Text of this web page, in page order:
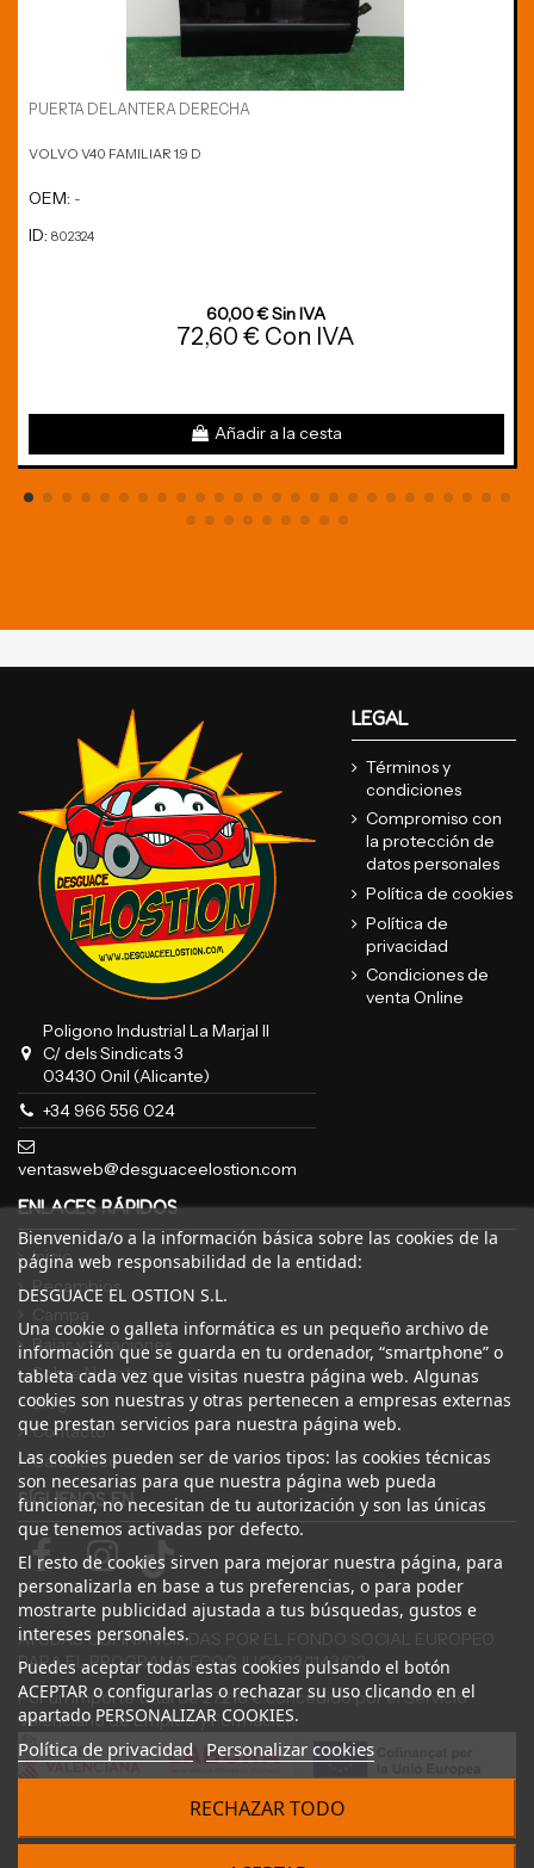
PUERTA DELANTERA DERECHA
VOLVO V40 FAMILIAR 1.9 D
OEM: -
ID: 802324
60,00 € Sin IVA
72,60 € Con IVA
Añadir a la cesta
Poligono Industrial La Marjal II
C/ dels Sindicats 3
03430 Onil (Alicante)
+34 966 556 024
ventasweb@desguaceelostion.com
LEGAL
Términos y
condiciones
Compromiso con
la protección de
datos personales
Política de cookies
Política de
privacidad
Condiciones de
venta Online
ENLACES RÁPIDOS
Inicio
Recambios
Bajas y tasaciones
Sobre Nosotros
Blog
Contacto
Canal Ético
Bienvenida/o a la información básica sobre las cookies de la
página web responsabilidad de la entidad:
DESGUACE EL OSTION S.L.
Una cookie o galleta informática es un pequeño archivo de
información que se guarda en tu ordenador, “smartphone” o
tableta cada vez que visitas nuestra página web. Algunas
cookies son nuestras y otras pertenecen a empresas externas
que prestan servicios para nuestra página web.
Las cookies pueden ser de varios tipos: las cookies técnicas
son necesarias para que nuestra página web pueda
funcionar, no necesitan de tu autorización y son las únicas
que tenemos activadas por defecto.
El resto de cookies sirven para mejorar nuestra página, para
personalizarla en base a tus preferencias, o para poder
mostrarte publicidad ajustada a tus búsquedas, gustos e
intereses personales.
Puedes aceptar todas estas cookies pulsando el botón
ACEPTAR o configurarlas o rechazar su uso clicando en el
apartado PERSONALIZAR COOKIES.
Política de privacidad Personalizar cookies
RECHAZAR TODO
SÍGUENOS EN
AYUDAS COFINANCIADAS POR EL FONDO SOCIAL EUROPEO
PARA EL PROGRAMA ECOGJU/2023/1143/03
Por un importe total de 27.216 € concedido por el Servicio
Valenciano de Empleo y Formación.